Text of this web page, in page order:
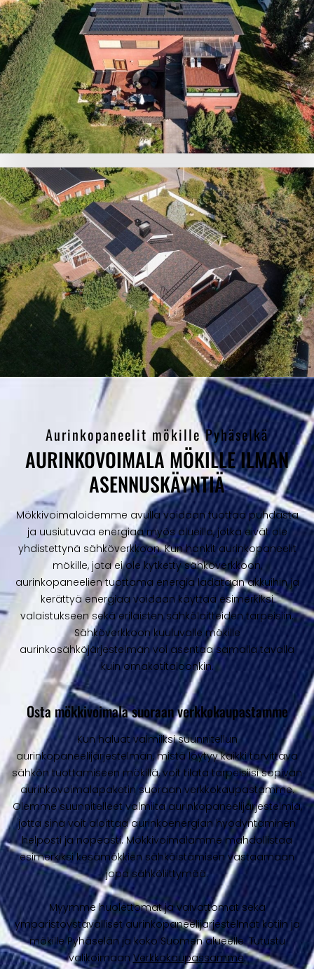
Aurinkopaneelit mökille Pyhäselkä
AURINKOVOIMALA MÖKILLE ILMAN
ASENNUSKÄYNTIÄ
Mökkivoimaloidemme avulla voidaan tuottaa puhdasta
ja uusiutuvaa energiaa myös alueilla, jotka eivät ole
yhdistettynä sähköverkkoon. Kun hankit aurinkopaneelit
mökille, jota ei ole kytketty sähköverkkoon,
aurinkopaneelien tuottama energia ladataan akkuihin ja
kerättyä energiaa voidaan käyttää esimerkiksi
valaistukseen sekä erilaisten sähkölaitteiden tarpeisiin.
Sähköverkkoon kuuluvalle mökille
aurinkosähköjärjestelmän voi asentaa samalla tavalla
kuin omakotitaloonkin.
Osta mökkivoimala suoraan verkkokaupastamme
Kun haluat valmiiksi suunnitellun
aurinkopaneelijärjestelmän, mistä löytyy kaikki tarvittava
sähkön tuottamiseen mökillä, voit tilata tarpeisiisi sopivan
aurinkovoimalapaketin suoraan verkkokaupastamme.
Olemme suunnitelleet valmiita aurinkopaneelijärjestelmiä,
jotta sinä voit aloittaa aurinkoenergian hyödyntäminen
helposti ja nopeasti. Mökkivoimalamme mahdollistaa
esimerkiksi kesämökkien sähköistämisen vastaamaan
jopa sähköliittymää.
Myymme huolettomat ja vaivattomat sekä
ympäristöystävälliset aurinkopaneelijärjestelmät kotiin ja
mökille Pyhäselän ja koko Suomen alueelle. Tutustu
valikoimaanVerkkokaupassamme.